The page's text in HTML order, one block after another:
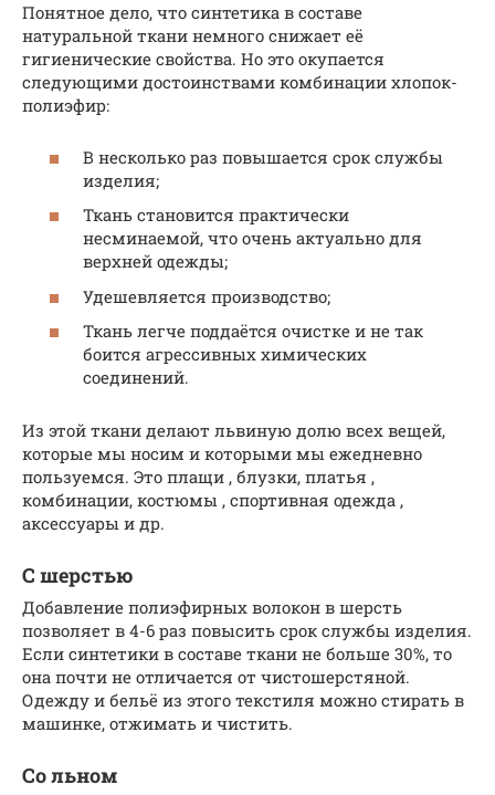
Понятное дело, что синтетика в составе
натуральной ткани немного снижает её
гигиенические свойства. Но это окупается
следующими достоинствами комбинации хлопок-
полиэфир:
В несколько раз повышается срок службы
изделия;
Ткань становится практически
несминаемой, что очень актуально для
верхней одежды;
Удешевляется производство;
Ткань легче поддаётся очистке и не так
боится агрессивных химических
соединений.
Из этой ткани делают львиную долю всех вещей,
которые мы носим и которыми мы ежедневно
пользуемся. Это плащи , блузки, платья ,
комбинации, костюмы , спортивная одежда ,
аксессуары и др.
С шерстью
Добавление полиэфирных волокон в шерсть
позволяет в 4-6 раз повысить срок службы изделия.
Если синтетики в составе ткани не больше 30%, то
она почти не отличается от чистошерстяной.
Одежду и бельё из этого текстиля можно стирать в
машинке, отжимать и чистить.
Со льном